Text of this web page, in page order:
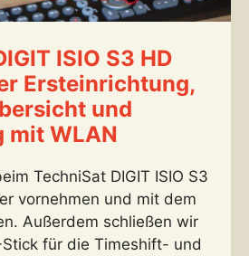
ISIO S3 HD
Ersteinrichtung,
und
mit WLAN
TechniSat DIGIT ISIO S3
vornehmen und mit dem
Außerdem schließen wir
für die Timeshift- und